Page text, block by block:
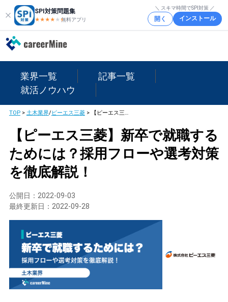
SPI対策問題集
★★★★ ★★
無料アプリ
＼ スキマ時間でSPI対策 ／
開く インストール
業界一覧
記事一覧
就活ノウハウ
TOP> 土木業界/ピーエス三菱> 【ピーエス三菱】新卒で就職するためには？採用フローや選考対策を徹底解説！
【ピーエス三菱】新卒で就職する
ためには？採用フローや選考対策
を徹底解説！
公開日： 2022-09-03
最終更新日： 2022-09-28